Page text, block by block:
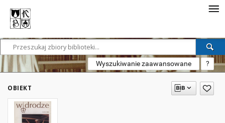
Wyszukiwanie zaawansowane ?
OBIEKT